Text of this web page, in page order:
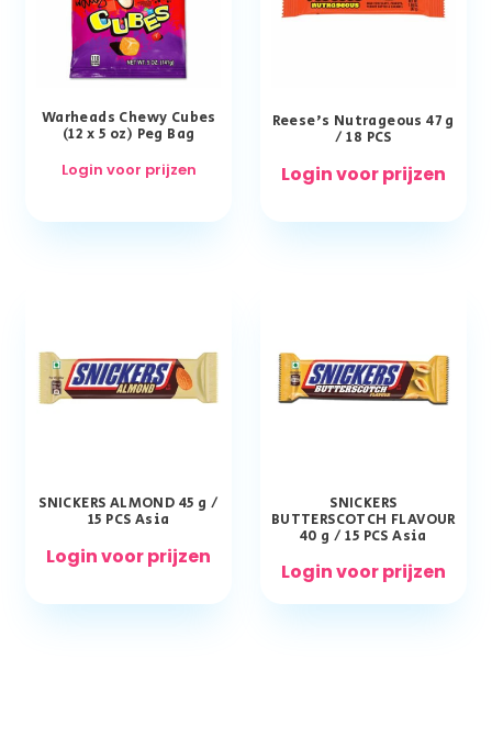
Warheads Chewy Cubes
(12 x 5 oz) Peg Bag
Login voor prijzen
Reese’s Nutrageous 47 g
/ 18 PCS
Login voor prijzen
SNICKERS ALMOND 45 g /
15 PCS Asia
Login voor prijzen
SNICKERS
BUTTERSCOTCH FLAVOUR
40 g / 15 PCS Asia
Login voor prijzen